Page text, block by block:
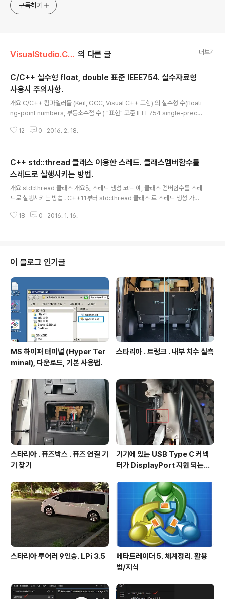
구독하기
VisualStudio.C++.C#/C . C++ 의 다른 글 더보기
C/C++ 실수형 float, double 표준 IEEE754. 실수자료형
사용시 주의사항.
개요 C/C++ 컴파일러들 (Keil, GCC, Visual C++ 포함) 의 실수형 수(floati
ng-point numbers, 부동소수점 수 ) "표현" 표준 IEEE754 single-precis
recision : 64bit, double. 표현가능 값 : ±2.23×10−308 to ±1.80×103
체는 응용프로그램 코딩하는 경우에 활용할 일은 없으나, 표현 형식의 한계 때..
12 0 2016. 2. 18.
C++ std::thread 클래스 이용한 스레드. 클래스멤버함수를
스레드로 실행시키는 방법.
개요 std::thread 클래스 개요및 스레드 생성 코드 예, 클래스 멤버함수를 스레
드로 실행시키는 방법 . C++11부터 std::thread 클래스 로 스레드 생성 가능
통상적인 스레드 생성하는 AfxBeginThread 방식(상세보기 -> http://igoti
ct that's created by u..
18 0 2016. 1. 16.
이 블로그 인기글
MS 하이퍼 터미널 (Hyper Ter
minal), 다운로드, 기본 사용법.
스타리아 . 트렁크 . 내부 치수 실측
스타리아 . 퓨즈박스 . 퓨즈 연결 기
기 찾기
기기에 있는 USB Type C 커넥
터가 DisplayPort 지원 되는지
스타리아 투어러 9인승. LPi 3.5
메타트레이더 5. 체계정리. 활용
법/지식